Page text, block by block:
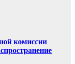
комиссии